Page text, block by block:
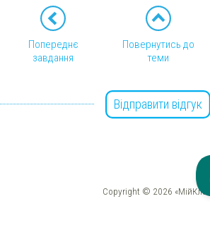
Попереднє
завдання
Повернутись до
теми
Відправити відгук
Copyright © 2026 «МійКлас»